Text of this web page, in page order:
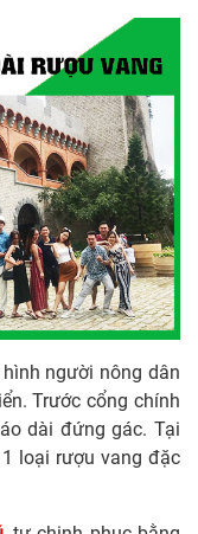
người nông dân
Trước cổng chính
dài đứng gác. Tại
loại rượu vang đặc